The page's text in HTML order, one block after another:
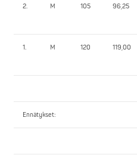
2. M 105 96,25
1. M 120 119,00
Ennätykset: